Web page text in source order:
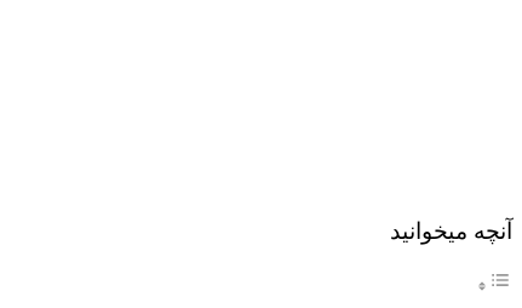
آنچه میخوانید